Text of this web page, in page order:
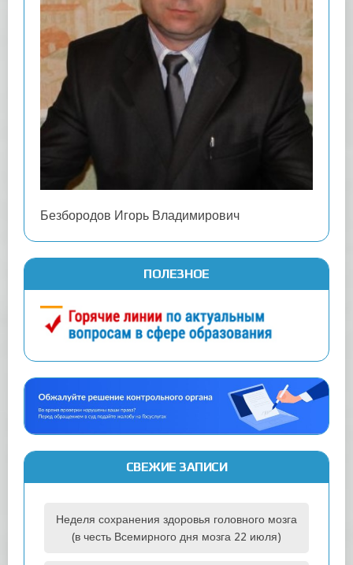
Безбородов Игорь Владимирович
ПОЛЕЗНОЕ
СВЕЖИЕ ЗАПИСИ
Неделя сохранения здоровья головного мозга
(в честь Всемирного дня мозга 22 июля)